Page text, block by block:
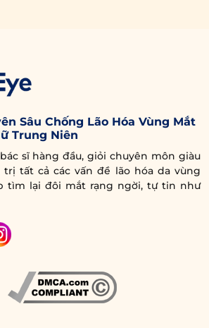
Sâu Chống Lão Hóa Vùng Mắt
Trung Niên
sĩ hàng đầu, giỏi chuyên môn giàu
tất cả các vấn đề lão hóa da vùng
tìm lại đôi mắt rạng ngời, tự tin như